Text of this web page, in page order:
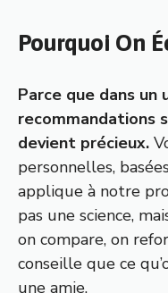
Pourquoi On
Parce que dans un
recommandations
devient précieux.
personnelles,
applique à notre
pas une science,
on compare, on
conseille que ce
une amie.